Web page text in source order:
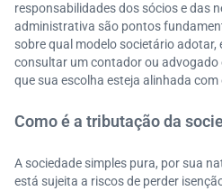
responsabilidades dos sócios e das
administrativa são pontos
sobre qual modelo societário adotar,
consultar um contador ou
que sua escolha esteja alinhada
Como é a tributação da
A sociedade simples pura, por sua
está sujeita a riscos de perder